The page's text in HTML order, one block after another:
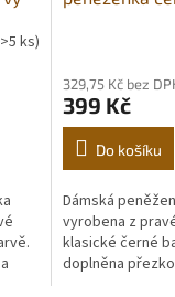
ks)
329,75 Kč bez
399 Kč
Do košíku
Dámská
vyrobena z
klasické černé
doplněna